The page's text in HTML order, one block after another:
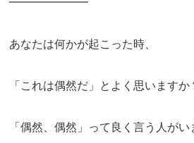
━━━━━━━
あなたは何かが起こった時、
「これは偶然だ」とよく思いますか
「偶然、偶然」って良く言う人がい